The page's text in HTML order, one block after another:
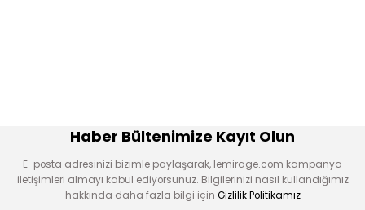
Haber Bültenimize Kayıt Olun
E-posta adresinizi bizimle paylaşarak, lemirage.com kampanya
iletişimleri almayı kabul ediyorsunuz. Bilgilerinizi nasıl kullandığımız
hakkında daha fazla bilgi için Gizlilik Politikamız